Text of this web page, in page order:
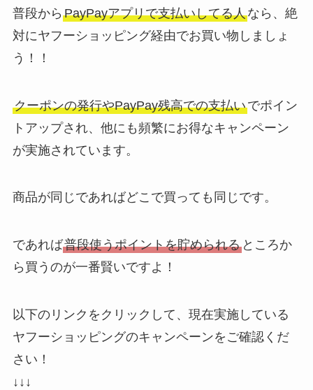
普段から PayPayアプリで支払いしてる人なら、絶
対にヤフーショッピング経由でお買い物しましょ
う！！
クーポンの発行やPayPay残高での支払いでポイン
トアップされ、他にも頻繁にお得なキャンペーン
が実施されています。
商品が同じであればどこで買っても同じです。
であれば普段使うポイントを貯められるところか
ら買うのが一番賢いですよ！
以下のリンクをクリックして、現在実施している
ヤフーショッピングのキャンペーンをご確認くだ
さい！
↓↓↓